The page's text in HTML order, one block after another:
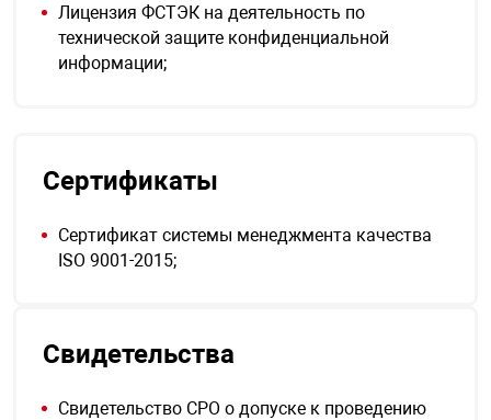
Лицензия ФСТЭК на деятельность по
технической защите конфиденциальной
информации;
Сертификаты
Сертификат системы менеджмента качества
ISO 9001-2015;
Свидетельства
Свидетельство СРО о допуске к проведению